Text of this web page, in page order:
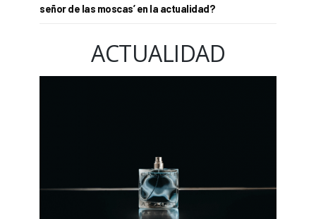
señor de las moscas’ en la actualidad?
ACTUALIDAD